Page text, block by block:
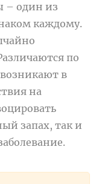
– один из
каждому.
по
в
на
запах, так и